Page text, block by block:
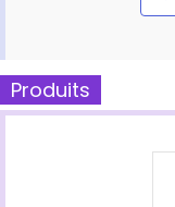
Produits